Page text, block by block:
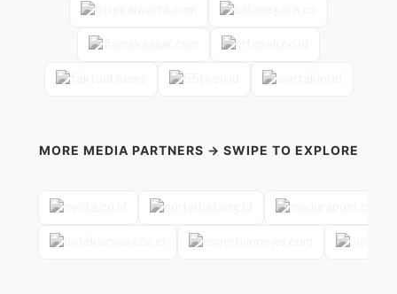
MORE MEDIA PARTNERS → SWIPE TO EXPLORE